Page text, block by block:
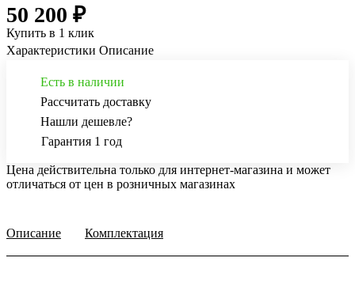
50 200 ₽
Купить в 1 клик
Характеристики Описание
Есть в наличии
Рассчитать доставку
Нашли дешевле?
Гарантия 1 год
Цена действительна только для интернет-магазина и может
отличаться от цен в розничных магазинах
Описание Комплектация